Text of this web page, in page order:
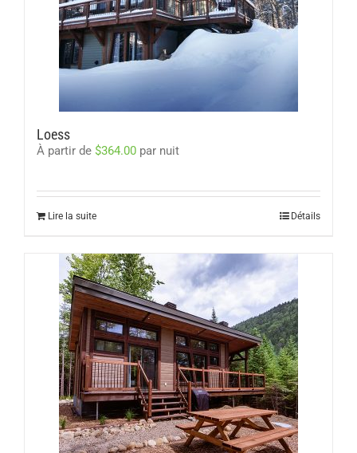
Loess
À partir de $364.00 par nuit
Lire la suite Détails